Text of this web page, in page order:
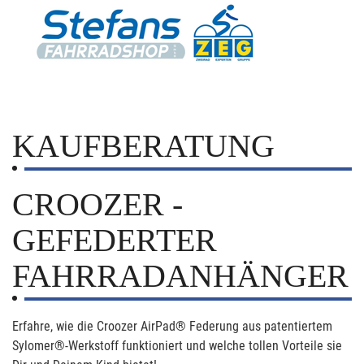
KAUFBERATUNG
CROOZER -
GEFEDERTER
FAHRRADANHÄNGER
Erfahre, wie die Croozer AirPad® Federung aus patentiertem
Sylomer®-Werkstoff funktioniert und welche tollen Vorteile sie